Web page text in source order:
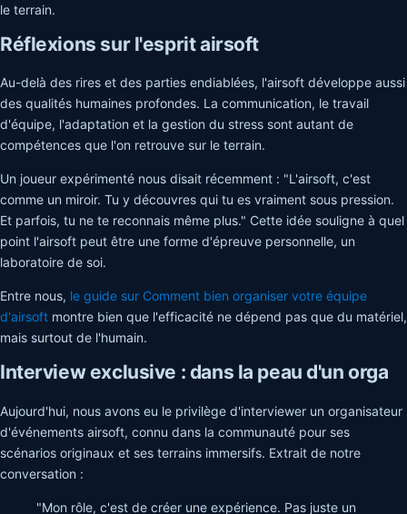
le terrain.
Réflexions sur l'esprit airsoft
Au-delà des rires et des parties endiablées, l'airsoft développe aussi
des qualités humaines profondes. La communication, le travail
d'équipe, l'adaptation et la gestion du stress sont autant de
compétences que l'on retrouve sur le terrain.
Un joueur expérimenté nous disait récemment : "L'airsoft, c'est
comme un miroir. Tu y découvres qui tu es vraiment sous pression.
Et parfois, tu ne te reconnais même plus." Cette idée souligne à quel
point l'airsoft peut être une forme d'épreuve personnelle, un
laboratoire de soi.
Entre nous, le guide sur Comment bien organiser votre équipe
d'airsoft montre bien que l'efficacité ne dépend pas que du matériel,
mais surtout de l'humain.
Interview exclusive : dans la peau d'un orga
Aujourd'hui, nous avons eu le privilège d'interviewer un organisateur
d'événements airsoft, connu dans la communauté pour ses
scénarios originaux et ses terrains immersifs. Extrait de notre
conversation :
"Mon rôle, c'est de créer une expérience. Pas juste un